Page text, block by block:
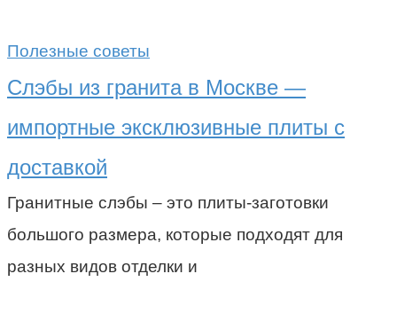
Полезные советы
Слэбы из гранита в Москве —
импортные эксклюзивные плиты с
доставкой
Гранитные слэбы – это плиты-заготовки
большого размера, которые подходят для
разных видов отделки и